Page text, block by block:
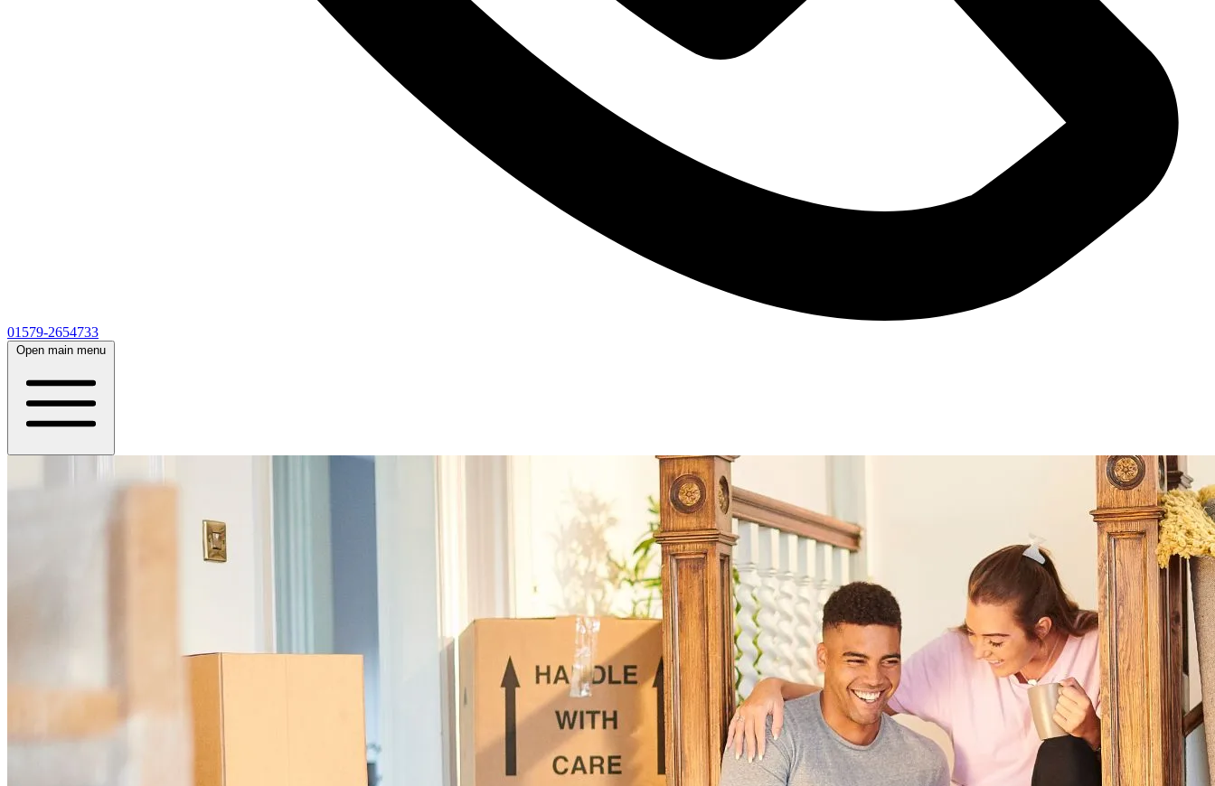
01579-2654733
Open main menu